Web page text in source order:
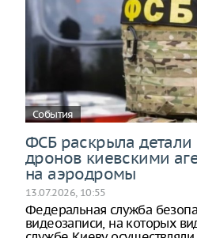
События
ФСБ раскрыла детали
дронов киевскими
на аэродромы
13.07.2026, 10:55
Федеральная служба
видеозаписи, на которых